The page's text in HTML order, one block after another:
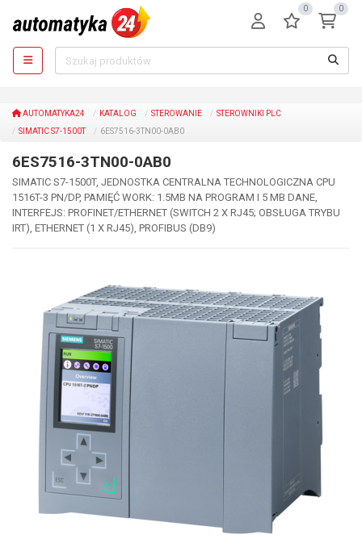
0 0
AUTOMATYKA24 KATALOG STEROWANIE
STEROWNIKI PLC
SIMATIC S7-1500T
6ES7516-3TN00-0AB0
6ES7516-3TN00-0AB0
SIMATIC S7-1500T, JEDNOSTKA CENTRALNA TECHNOLOGICZNA CPU
1516T-3 PN/DP, PAMIĘĆ WORK: 1.5MB NA PROGRAM I 5 MB DANE,
INTERFEJS: PROFINET/ETHERNET (SWITCH 2 X RJ45; OBSŁUGA TRYBU
IRT), ETHERNET (1 X RJ45), PROFIBUS (DB9)